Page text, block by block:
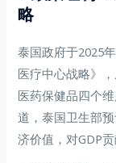
略
泰国政府于2025
医疗中心战略》
医药保健品四个
道，泰国卫生部
济价值，对GDP贡